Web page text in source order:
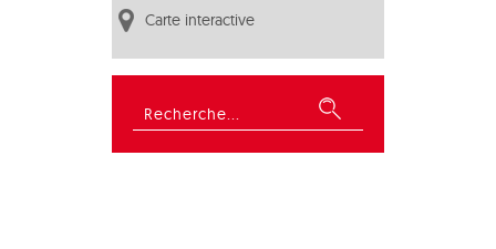
Carte interactive
Rechercher